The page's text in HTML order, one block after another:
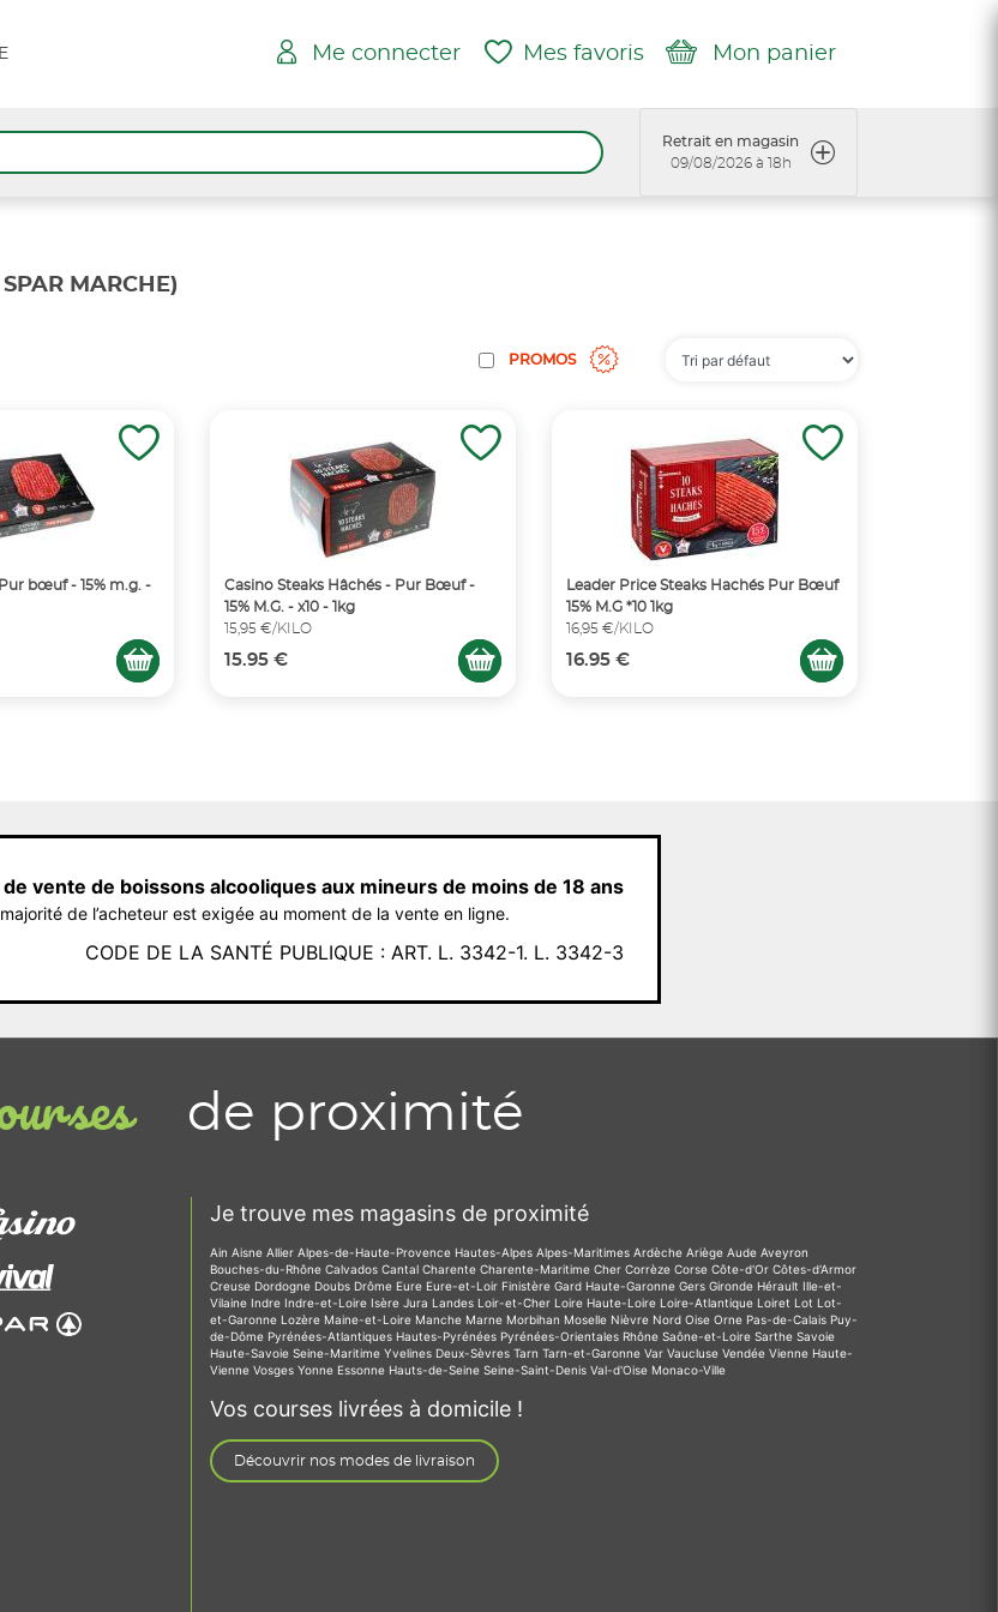
Me connecter Mes favoris Mon panier
Retrait en magasin
09/08/2026 à 18h
MARCHE)
PROMOS
bœuf - 15% m.g. -
Casino Steaks Hâchés - Pur Bœuf -
15% M.G. - x10 - 1kg
15,95 €/KILO
15.95 €
Leader Price Steaks Hachés Pur Bœuf
15% M.G *10 1kg
16,95 €/KILO
16.95 €
vente de boissons alcooliques aux mineurs de moins de 18 ans
de l’acheteur est exigée au moment de la vente en ligne.
CODE DE LA SANTÉ PUBLIQUE : ART. L. 3342-1. L. 3342-3
de proximité
Je trouve mes magasins de proximité
Ain Aisne Allier Alpes-de-Haute-Provence Hautes-Alpes Alpes-Maritimes Ardèche Ariège Aude Aveyron
Bouches-du-Rhône Calvados Cantal Charente Charente-Maritime Cher Corrèze Corse Côte-d'Or Côtes-d'Armor
Creuse Dordogne Doubs Drôme Eure Eure-et-Loir Finistère Gard Haute-Garonne Gers Gironde Hérault Ille-et-
Vilaine Indre Indre-et-Loire Isère Jura Landes Loir-et-Cher Loire Haute-Loire Loire-Atlantique Loiret Lot Lot-
et-Garonne Lozère Maine-et-Loire Manche Marne Morbihan Moselle Nièvre Nord Oise Orne Pas-de-Calais Puy-
de-Dôme Pyrénées-Atlantiques Hautes-Pyrénées Pyrénées-Orientales Rhône Saône-et-Loire Sarthe Savoie
Haute-Savoie Seine-Maritime Yvelines Deux-Sèvres Tarn Tarn-et-Garonne Var Vaucluse Vendée Vienne Haute-
Vienne Vosges Yonne Essonne Hauts-de-Seine Seine-Saint-Denis Val-d'Oise Monaco-Ville
Vos courses livrées à domicile !
Découvrir nos modes de livraison